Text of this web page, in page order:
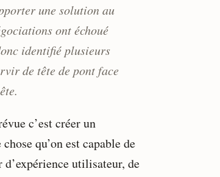
une solution au
ont échoué
identifié plusieurs
de tête de pont face
c’est créer un
qu’on est capable de
utilisateur, de